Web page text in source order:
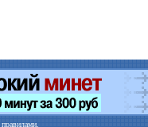
правилами